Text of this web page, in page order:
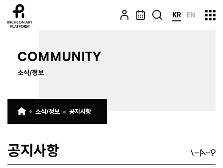
KR EN
COMMUNITY
소식/정보
소식/정보 공지사항
공지사항